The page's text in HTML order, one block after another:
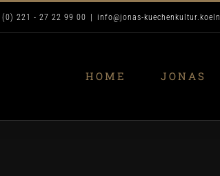
(0) 221 - 27 22 99 00 info@jonas-kuechenkultur.koeln
HOME JONAS